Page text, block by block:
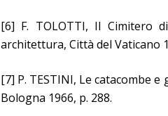
[6] F. TOLOTTI, Il Cimitero
architettura, Città del Vaticano
[7] P. TESTINI, Le catacombe
Bologna 1966, p. 288.